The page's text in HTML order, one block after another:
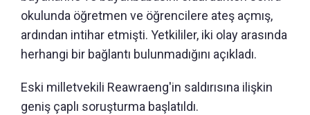
okulunda öğretmen ve öğrencilere ateş açmış,
ardından intihar etmişti. Yetkililer, iki olay arasında
herhangi bir bağlantı bulunmadığını açıkladı.
Eski milletvekili Reawraeng'in saldırısına ilişkin
geniş çaplı soruşturma başlatıldı.